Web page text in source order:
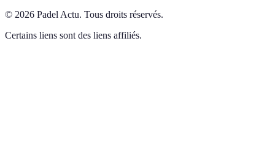
© 2026 Padel Actu. Tous droits réservés.
Certains liens sont des liens affiliés.